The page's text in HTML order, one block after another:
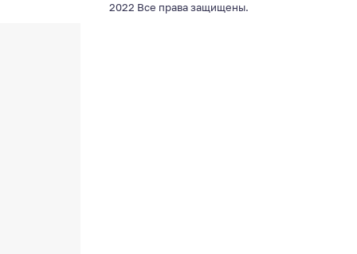
2022 Все права защищены.